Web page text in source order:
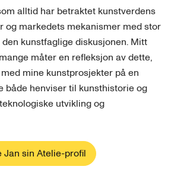
alltid har betraktet kunstverdens
og markedets mekanismer med stor
kunstfaglige diskusjonen. Mitt
måter en refleksjon av dette,
mine kunstprosjekter på en
både henviser til kunsthistorie og
utvikling og
Jan sin Atelie-profil